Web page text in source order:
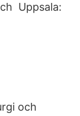
Uppsala:
och